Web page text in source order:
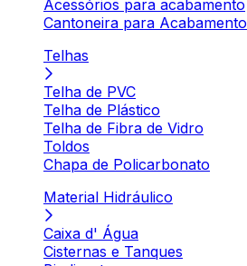
Acessórios para acabamento
Cantoneira para Acabamento
Telhas
Telha de PVC
Telha de Plástico
Telha de Fibra de Vidro
Toldos
Chapa de Policarbonato
Material Hidráulico
Caixa d' Água
Cisternas e Tanques